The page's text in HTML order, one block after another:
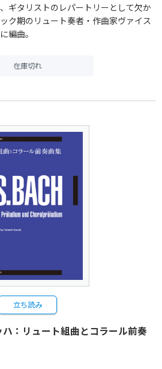
ギタリストのレパートリーとして欠か
ク期のリュート奏者・作曲家ヴァイス
編曲。
在庫切れ
立ち読み
：リュート組曲とコラール前奏